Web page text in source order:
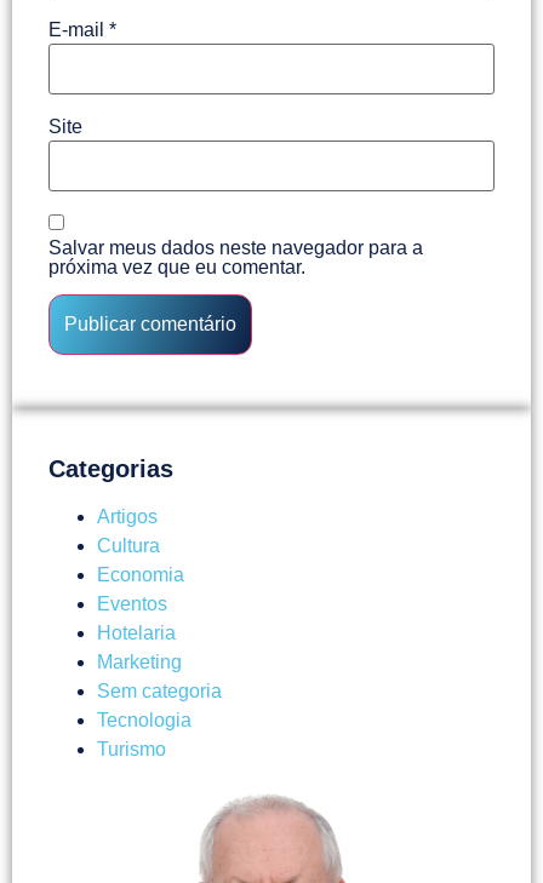
E-mail *
Site
Salvar meus dados neste navegador para a
próxima vez que eu comentar.
Categorias
Artigos
Cultura
Economia
Eventos
Hotelaria
Marketing
Sem categoria
Tecnologia
Turismo